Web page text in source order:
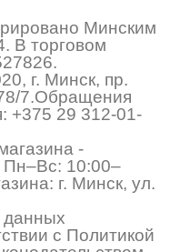
Минским
В торговом
г. Минск, пр.
7.Обращения
+375 29 312-01-
-
Пн–Вс: 10:00–
г. Минск, ул.
данных
с Политикой